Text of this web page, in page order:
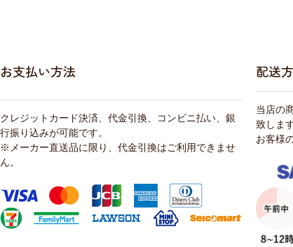
お支払い方法
クレジットカード決済、代金引換、コンビニ払い、銀
行振り込みが可能です。
※メーカー直送品に限り、代金引換はご利用できませ
ん。
配送
当店の
致します
お客様